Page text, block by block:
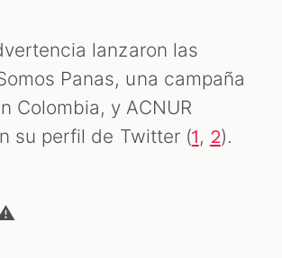
lanzaron las
Panas, una campaña
Colombia, y ACNUR
su perfil de Twitter (1, 2).